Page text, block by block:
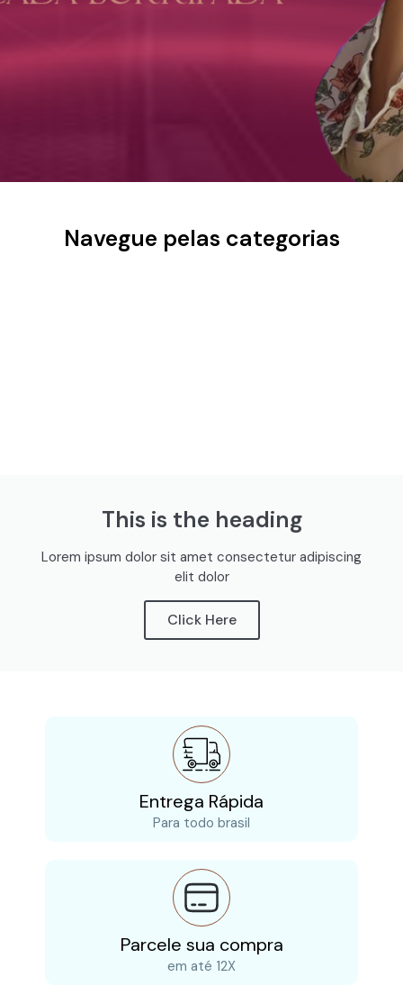
Navegue pelas categorias
This is the heading
Lorem ipsum dolor sit amet consectetur adipiscing
elit dolor
Click Here
Entrega Rápida
Para todo brasil
Parcele sua compra
em até 12X